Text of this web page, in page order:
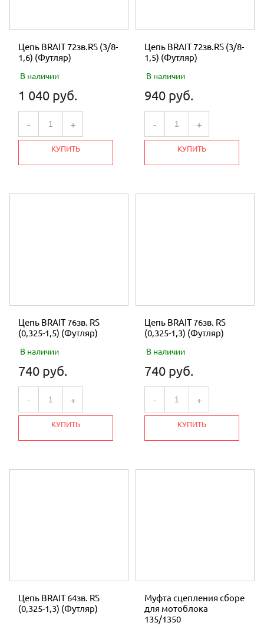
Цепь BRAIT 72зв.RS (3/8-
1,6) (Футляр)
В наличии
1 040 руб.
- +
КУПИТЬ
Цепь BRAIT 72зв.RS (3/8-
1,5) (Футляр)
В наличии
940 руб.
- +
КУПИТЬ
Цепь BRAIT 76зв. RS
(0,325-1,5) (Футляр)
В наличии
740 руб.
- +
КУПИТЬ
Цепь BRAIT 76зв. RS
(0,325-1,3) (Футляр)
В наличии
740 руб.
- +
КУПИТЬ
Цепь BRAIT 64зв. RS
(0,325-1,3) (Футляр)
Муфта сцепления сборе
для мотоблока
135/1350